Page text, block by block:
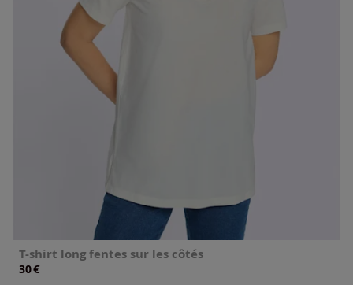
T-shirt long fentes sur les côtés
30€